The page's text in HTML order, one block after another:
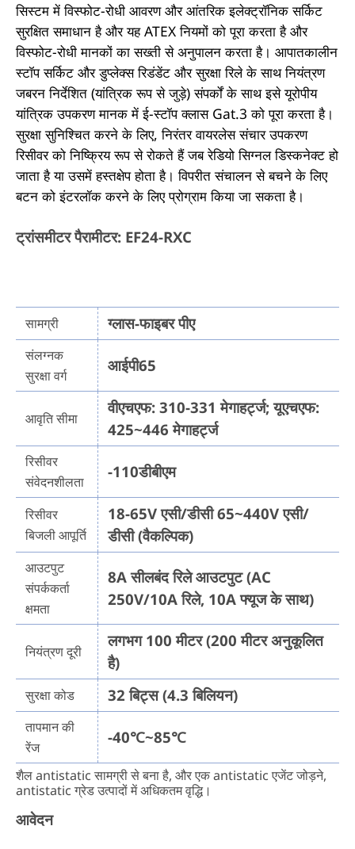
सिस्टम में विस्फोट-रोधी आवरण और आंतरिक इलेक्ट्रॉनिक सर्किट
सुरक्षित समाधान है और यह ATEX नियमों को पूरा करता है और
विस्फोट-रोधी मानकों का सख्ती से अनुपालन करता है। आपातकालीन
स्टॉप सर्किट और डुप्लेक्स रिडंडेंट और सुरक्षा रिले के साथ नियंत्रण
जबरन निर्देशित (यांत्रिक रूप से जुड़े) संपर्कों के साथ इसे यूरोपीय
यांत्रिक उपकरण मानक में ई-स्टॉप क्लास Gat.3 को पूरा करता है।
सुरक्षा सुनिश्चित करने के लिए, निरंतर वायरलेस संचार उपकरण
रिसीवर को निष्क्रिय रूप से रोकते हैं जब रेडियो सिग्नल डिस्कनेक्ट हो
जाता है या उसमें हस्तक्षेप होता है। विपरीत संचालन से बचने के लिए
बटन को इंटरलॉक करने के लिए प्रोग्राम किया जा सकता है।
ट्रांसमीटर पैरामीटर: EF24-RXC
सामग्री ग्लास-फाइबर पीए
संलग्नक
सुरक्षा वर्ग
आईपी65
आवृति सीमा
वीएचएफ: 310-331 मेगाहर्ट्ज; यूएचएफ:
425~446 मेगाहर्ट्ज
रिसीवर
संवेदनशीलता
-110डीबीएम
रिसीवर
बिजली आपूर्ति
18-65V एसी/डीसी 65~440V एसी/
डीसी (वैकल्पिक)
आउटपुट
संपर्ककर्ता
क्षमता
8A सीलबंद रिले आउटपुट (AC
250V/10A रिले, 10A फ्यूज के साथ)
नियंत्रण दूरी
लगभग 100 मीटर (200 मीटर अनुकूलित
है)
सुरक्षा कोड 32 बिट्स (4.3 बिलियन)
तापमान की
रेंज
-40℃~85℃
शैल antistatic सामग्री से बना है, और एक antistatic एजेंट जोड़ने,
antistatic ग्रेड उत्पादों में अधिकतम वृद्धि।
आवेदन